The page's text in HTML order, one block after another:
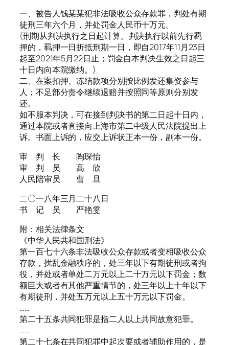
一、被告人钱某某犯非法吸收公众存款罪，判处有期
徒刑三年六个月，并处罚金人民币十万元。
(刑期从判决执行之日起计算。判决执行以前先行羁
押的，羁押一日折抵刑期一日，即自2017年11月23日
起至2021年5月22日止；罚金自本判决生效之日起三
十日内向本院缴纳。)
二、在案扣押、冻结款项分别按比例发还集资参与
人；不足部分责令继续退赔并按照同等原则分别发
还。
如不服本判决，可在接到判决书的第二日起十日内，
通过本院或者直接向上海市第二中级人民法院提出上
诉。书面上诉的，应交上诉状正本一份，副本一份。
审 判 长 陶琛怡
审 判 员 高 欣
人民陪审员 曹 旦
二〇一八年三月二十八日
书 记 员 严艳雯
附：相关法律条文
《中华人民共和国刑法》
第一百七十六条非法吸收公众存款或者变相吸收公众
存款，扰乱金融秩序的，处三年以下有期徒刑或者拘
役，并处或者单处二万元以上二十万元以下罚金；数
额巨大或者有其他严重情节的，处三年以上十年以下
有期徒刑，并处五万元以上五十万元以下罚金。
……
第二十五条共同犯罪是指二人以上共同故意犯罪。
……
第二十七条在共同犯罪中起次要或者辅助作用的，是